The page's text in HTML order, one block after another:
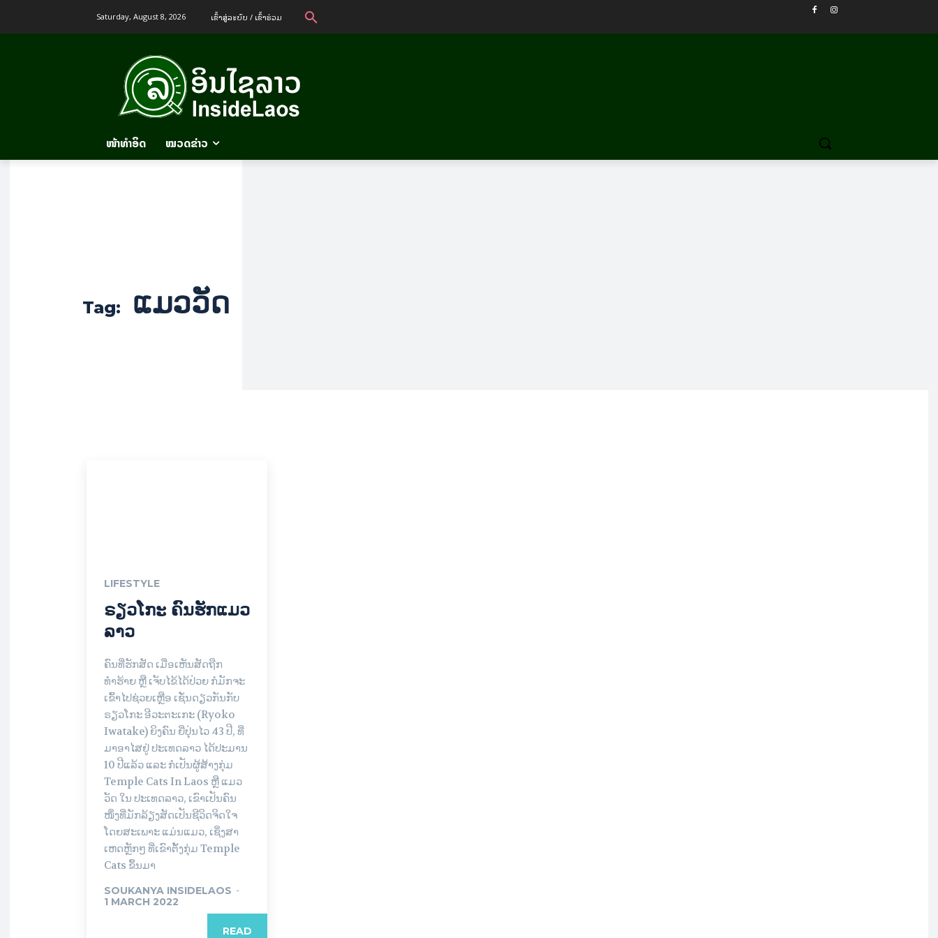
Saturday, August 8, 2026 ເຂົ້າ​ສູ່​ລະ​ບົບ / ເຂົ້າ​ຮ່ວມ
ໜ້າທຳອິດ ໝວດຂ່າວ
Tag: ແມວວັດ
LIFESTYLE
ຣຽວໂກະ ຄົນຮັກແມວ
ລາວ
ຄົນທີ່ຮັກສັດ ເມື່ອເຫັນສັດຖືກ
ທຳຮ້າຍ ຫຼື ເຈັບໄຂ້ໄດ້ປ່ວຍ ກໍມັກຈະ
ເຂົ້າໄປຊ່ວຍເຫຼືອ ເຊັ່ນດຽວກັນກັບ
ຣຽວໂກະ ອີວະຕະເກະ (Ryoko
Iwatake) ຍິງຄົນ ຍີ່ປຸ່ນໄວ 43 ປີ, ທີ່
ມາອາໄສຢູ່ ປະເທດລາວ ໄດ້ປະມານ
10 ປີແລ້ວ ແລະ ກໍເປັນຜູ້ສ້າງກຸ່ມ
Temple Cats In Laos ຫຼື ແມວ
ວັດ ໃນ ປະເທດລາວ, ເຂົາເປັນຄົນ
ໜຶ່ງທີ່ມັກລ້ຽງສັດເປັນຊີວິດຈິດໃຈ
ໂດຍສະເພາະ ແມ່ນແມວ, ເຊິ່ງສາ
ເຫດຫຼັກໆ ທີ່ເຂົາຕັ້ງກຸ່ມ Temple
Cats ຂຶ້ນມາ
SOUKANYA INSIDELAOS -
1 MARCH 2022
READ